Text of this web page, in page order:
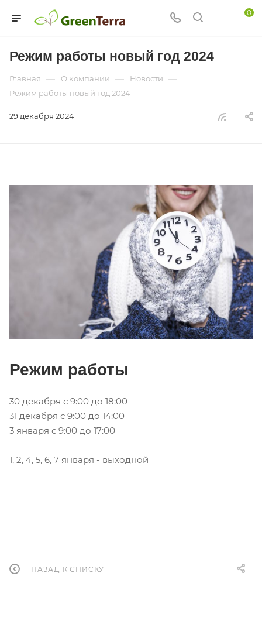
0
Режим работы новый год 2024
Главная — О компании — Новости —
Режим работы новый год 2024
29 декабря 2024
Режим работы
30 декабря с 9:00 до 18:00
31 декабря с 9:00 до 14:00
3 января с 9:00 до 17:00
1, 2, 4, 5, 6, 7 января - выходной
НАЗАД К СПИСКУ